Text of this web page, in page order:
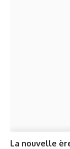
La nouvelle